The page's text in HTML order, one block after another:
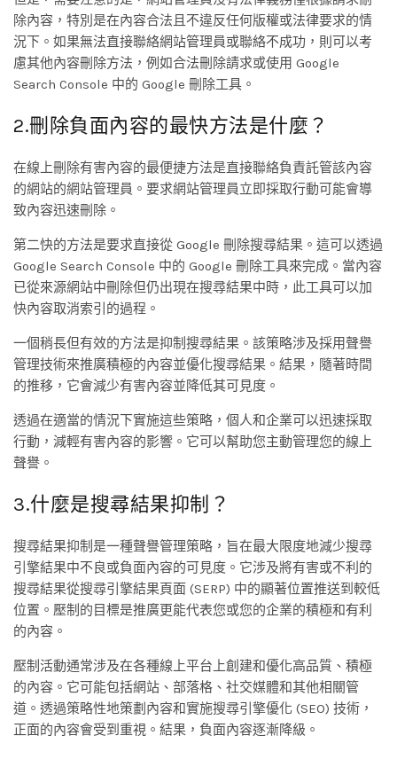
除內容，特別是在內容合法且不違反任何版權或法律要求的情
況下。如果無法直接聯絡網站管理員或聯絡不成功，則可以考
慮其他內容刪除方法，例如合法刪除請求或使用 Google
Search Console 中的 Google 刪除工具。
2.刪除負面內容的最快方法是什麼？
在線上刪除有害內容的最便捷方法是直接聯絡負責託管該內容
的網站的網站管理員。要求網站管理員立即採取行動可能會導
致內容迅速刪除。
第二快的方法是要求直接從 Google 刪除搜尋結果。這可以透過
Google Search Console 中的 Google 刪除工具來完成。當內容
已從來源網站中刪除但仍出現在搜尋結果中時，此工具可以加
快內容取消索引的過程。
一個稍長但有效的方法是抑制搜尋結果。該策略涉及採用聲譽
管理技術來推廣積極的內容並優化搜尋結果。結果，隨著時間
的推移，它會減少有害內容並降低其可見度。
透過在適當的情況下實施這些策略，個人和企業可以迅速採取
行動，減輕有害內容的影響。它可以幫助您主動管理您的線上
聲譽。
3.什麼是搜尋結果抑制？
搜尋結果抑制是一種聲譽管理策略，旨在最大限度地減少搜尋
引擎結果中不良或負面內容的可見度。它涉及將有害或不利的
搜尋結果從搜尋引擎結果頁面 (SERP) 中的顯著位置推送到較低
位置。壓制的目標是推廣更能代表您或您的企業的積極和有利
的內容。
壓制活動通常涉及在各種線上平台上創建和優化高品質、積極
的內容。它可能包括網站、部落格、社交媒體和其他相關管
道。透過策略性地策劃內容和實施搜尋引擎優化 (SEO) 技術，
正面的內容會受到重視。結果，負面內容逐漸降級。